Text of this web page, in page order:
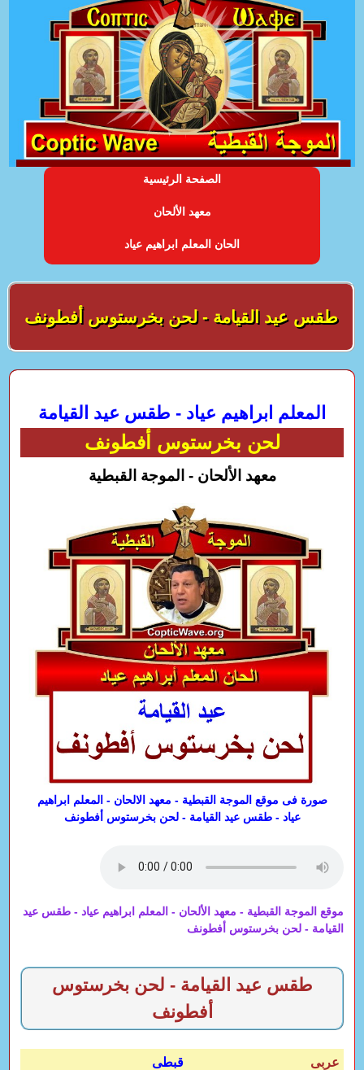
الصفحة الرئيسية
معهد الألحان
الحان المعلم ابراهيم عياد
طقس عيد القيامة - لحن بخرستوس أفطونف
المعلم ابراهيم عياد - طقس عيد القيامة
لحن بخرستوس أفطونف
معهد الألحان - الموجة القبطية
صورة فى موقع الموجة القبطية - معهد الالحان - المعلم ابراهيم
عياد - طقس عيد القيامة - لحن بخرستوس أفطونف
موقع الموجة القبطية - معهد الألحان - المعلم ابراهيم عياد - طقس عيد
القيامة - لحن بخرستوس أفطونف
طقس عيد القيامة - لحن بخرستوس
أفطونف
عربى
قبطى